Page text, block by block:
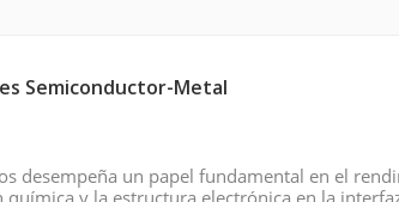
Semiconductor-Metal
desempeña un papel fundamental en el